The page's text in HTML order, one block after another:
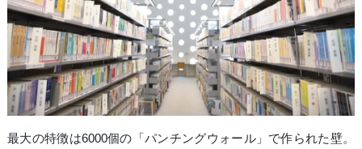
最大の特徴は6000個の「パンチングウォール」で作られた壁。